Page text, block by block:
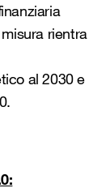
rientra
al 2030 e